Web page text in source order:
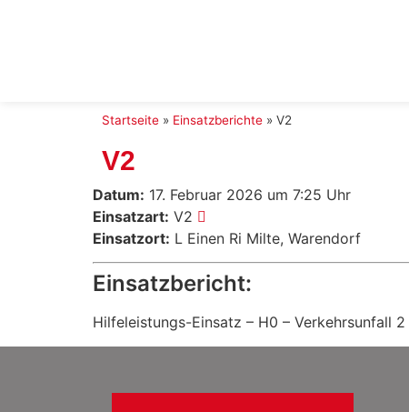
Startseite » Einsatzberichte » V2
V2
Datum: 17. Februar 2026 um 7:25 Uhr
Einsatzart: V2
Einsatzort: L Einen Ri Milte, Warendorf
Einsatzbericht:
Hilfeleistungs-Einsatz – H0 – Verkehrsunfall 2